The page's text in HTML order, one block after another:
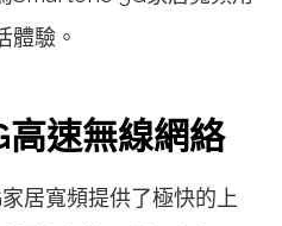
體驗。
高速無線網絡
居寬頻提供了極快的上